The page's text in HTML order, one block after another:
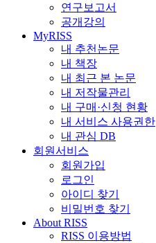
연구보고서
공개강의
MyRISS
내 추천논문
내 책장
내 최근 본 논문
내 저작물관리
내 구매·신청 현황
내 서비스 사용권한
내 관심 DB
회원서비스
회원가입
로그인
아이디 찾기
비밀번호 찾기
About RISS
RISS 이용방법